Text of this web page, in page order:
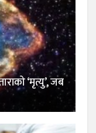
‘मृत्यु’, जब